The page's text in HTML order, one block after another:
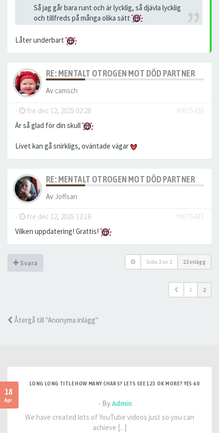
Så jag går bara runt och är lycklig, så djävla lycklig
och tillfreds på många olika sätt
Låter underbart
RE: MENTALT OTROGEN MOT DÖD PARTNER
Av camsch
- fre dec 12, 2025 02:28
#9575430
Är så glad för din skull
Livet kan gå snirkligs, oväntade vägar
RE: MENTALT OTROGEN MOT DÖD PARTNER
Av Joffsan
- fre dec 12, 2025 12:18
#9575433
Vilken uppdatering! Grattis!
Svara Sida 2 av 2 22 inlägg
1 2
Återgå till "Anonyma inlägg"
18
Apr
LONG LONG TITLE HOW MANY CHARS? LETS SEE 123 OK MORE? YES 60
- ByAdmin
We have created lots of YouTube videos just so you can
achieve [...]